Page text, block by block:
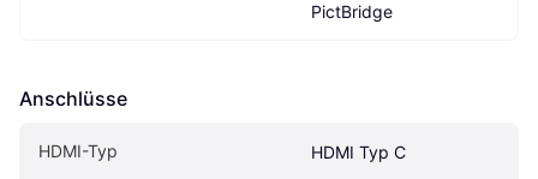
PictBridge
Anschlüsse
HDMI-Typ HDMI Typ C